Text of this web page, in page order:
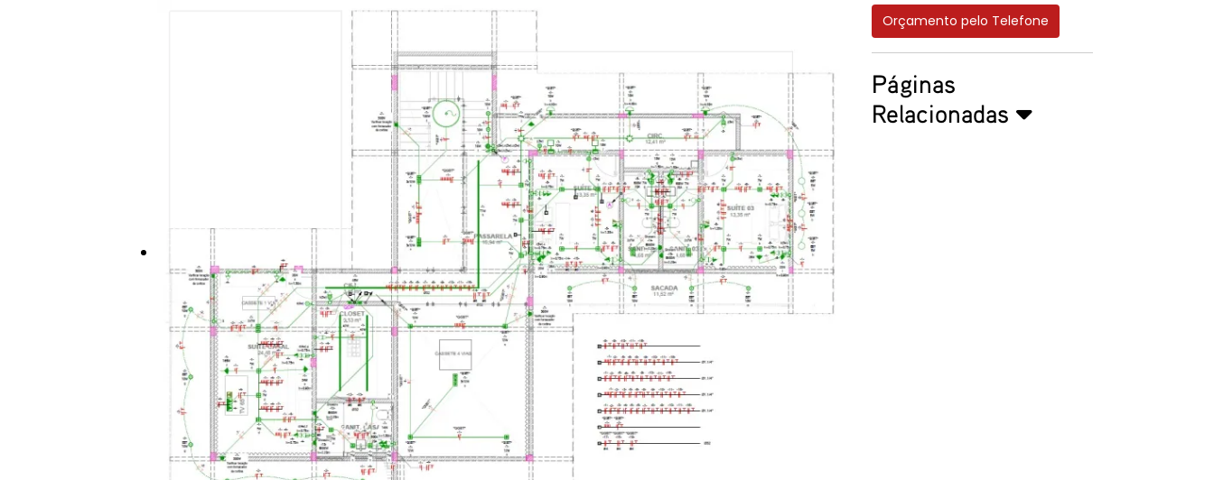
Orçamento pelo Telefone
Páginas
Relacionadas